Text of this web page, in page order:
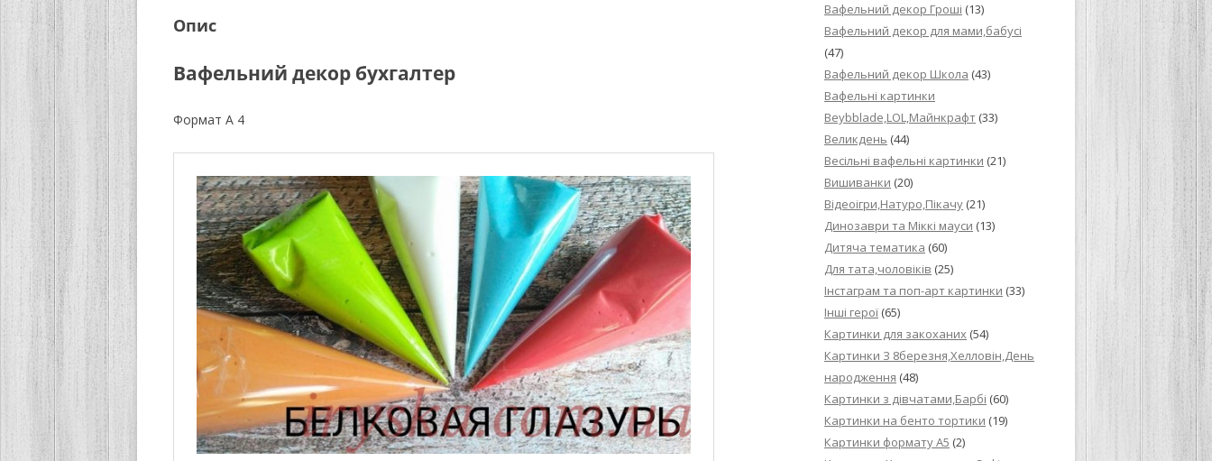
РЕЦЕПТ ДЛЯ ШОКОЛАДНИХ
Опис
Вафельний декор бухгалтер
Формат А 4
Вафельний декор Гроші (13)
Вафельний декор для мами,бабусі
(47)
Вафельний декор Школа (43)
Вафельні картинки
Beybblade,LOL,Майнкрафт (33)
Великдень (44)
Весільні вафельні картинки (21)
Вишиванки (20)
Відеоігри,Натуро,Пікачу (21)
Динозаври та Міккі мауси (13)
Дитяча тематика (60)
Для тата,чоловіків (25)
Інстаграм та поп-арт картинки (33)
Інші герої (65)
Картинки для закоханих (54)
Картинки З 8березня,Хелловін,День
народження (48)
Картинки з дівчатами,Барбі (60)
Картинки на бенто тортики (19)
Картинки формату А5 (2)